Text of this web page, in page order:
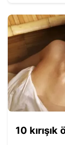
10